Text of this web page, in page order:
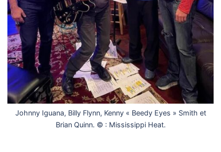
Johnny Iguana, Billy Flynn, Kenny « Beedy Eyes » Smith et
Brian Quinn. © : Mississippi Heat.